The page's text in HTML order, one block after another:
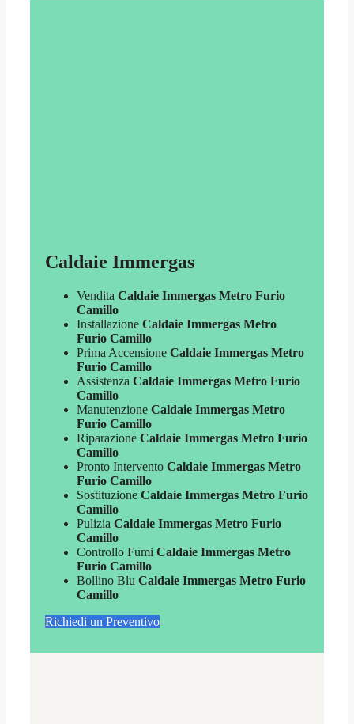
Caldaie Immergas
Vendita Caldaie Immergas Metro Furio
Camillo
Installazione Caldaie Immergas Metro
Furio Camillo
Prima Accensione Caldaie Immergas Metro
Furio Camillo
Assistenza Caldaie Immergas Metro Furio
Camillo
Manutenzione Caldaie Immergas Metro
Furio Camillo
Riparazione Caldaie Immergas Metro Furio
Camillo
Pronto Intervento Caldaie Immergas Metro
Furio Camillo
Sostituzione Caldaie Immergas Metro Furio
Camillo
Pulizia Caldaie Immergas Metro Furio
Camillo
Controllo Fumi Caldaie Immergas Metro
Furio Camillo
Bollino Blu Caldaie Immergas Metro Furio
Camillo
Richiedi un Preventivo